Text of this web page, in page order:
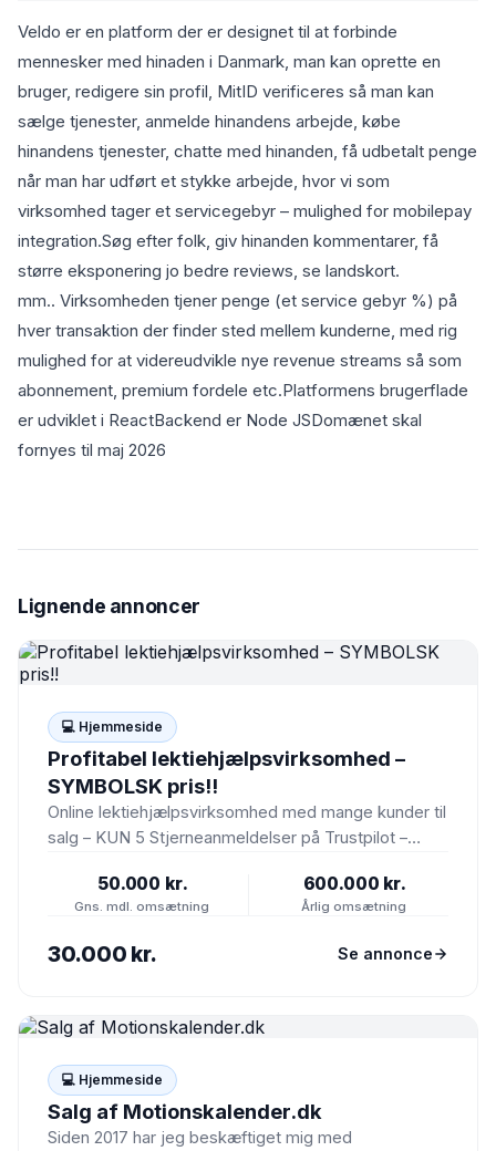
Veldo er en platform der er designet til at forbinde
mennesker med hinaden i Danmark, man kan oprette en
bruger, redigere sin profil, MitID verificeres så man kan
sælge tjenester, anmelde hinandens arbejde, købe
hinandens tjenester, chatte med hinanden, få udbetalt penge
når man har udført et stykke arbejde, hvor vi som
virksomhed tager et servicegebyr – mulighed for mobilepay
integration.Søg efter folk, giv hinanden kommentarer, få
større eksponering jo bedre reviews, se landskort.
mm.. Virksomheden tjener penge (et service gebyr %) på
hver transaktion der finder sted mellem kunderne, med rig
mulighed for at videreudvikle nye revenue streams så som
abonnement, premium fordele etc.Platformens brugerflade
er udviklet i ReactBackend er Node JSDomænet skal
fornyes til maj 2026
Lignende annoncer
💻 Hjemmeside
Profitabel lektiehjælpsvirksomhed –
SYMBOLSK pris!!
Online lektiehjælpsvirksomhed med mange kunder til
salg – KUN 5 Stjerneanmeldelser på Trustpilot –
50.000 kr.
Gns. mdl. omsætning
600.000 kr.
Årlig omsætning
30.000 kr. Se annonce
💻 Hjemmeside
Salg af Motionskalender.dk
Siden 2017 har jeg beskæftiget mig med